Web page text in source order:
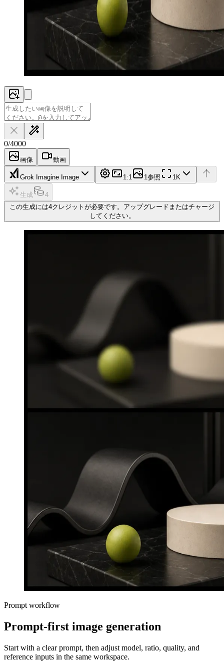
0/4000
画像 動画
Grok Imagine Image 1:1 1参照 1K
生成
4
この生成には4クレジットが必要です。アップグレードまたはチャージ
してください。
Prompt workflow
Prompt-first image generation
Start with a clear prompt, then adjust model, ratio, quality, and
reference inputs in the same workspace.